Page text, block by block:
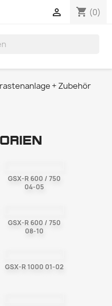
shopping_cart (0)

+ Zubehör
GSX-R 600 / 750
04-05
GSX-R 600 / 750
08-10
GSX-R 1000 01-02